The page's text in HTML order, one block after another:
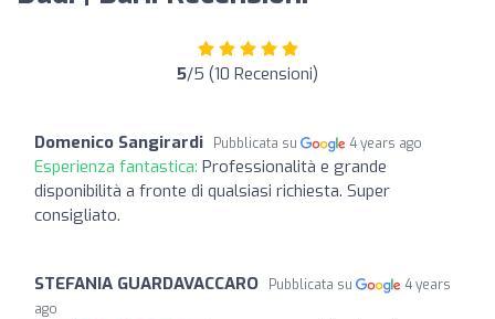
5/5 (10 Recensioni)
Domenico Sangirardi Pubblicata su 4 years ago
Esperienza fantastica: Professionalità e grande
disponibilità a fronte di qualsiasi richiesta. Super
consigliato.
STEFANIA GUARDAVACCARO Pubblicata su
4 years
ago